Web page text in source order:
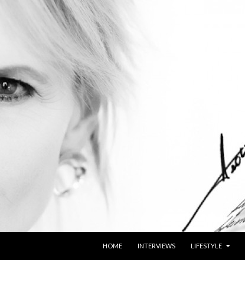
HOME
INTERVIEWS LIFESTYLE